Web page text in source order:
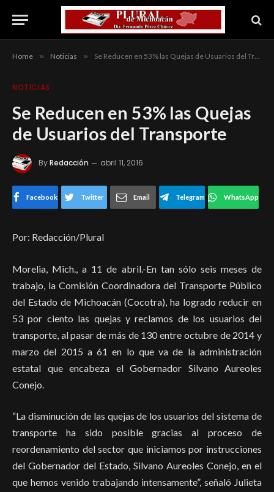
Home » Noticias » Se Reducen en 53% las Quejas de Usuarios del Transporte
NOTICIAS
Se Reducen en 53% las Quejas
de Usuarios del Transporte
ByRedacción abril 11, 2016
Facebook Twitter Email Telegram WhatsApp
Por: Redacción/Plural
Morelia, Mich., a 11 de abril.-En tan sólo seis meses de
trabajo, la Comisión Coordinadora del Transporte Público
del Estado de Michoacán (Cocotra), ha logrado reducir en
53 por ciento las quejas y reclamos de los usuarios del
transporte, al pasar de más de 130 entre octubre de 2014 y
marzo del 2015 a 61 en lo que va de la administración
estatal que encabeza el Gobernador Silvano Aureoles
Conejo.
“La disminución de las quejas de los usuarios del sistema de
transporte ha sido posible gracias al proceso de
reordenamiento del sector que iniciamos por instrucciones
del Gobernador del Estado, Silvano Aureoles Conejo, en el
que hemos venido trabajando intensamente”, señaló Julieta